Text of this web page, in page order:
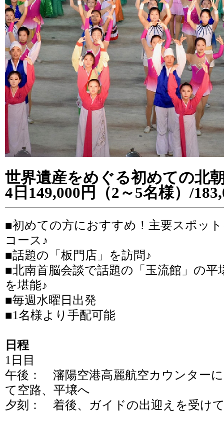
世界遺産をめぐる初めての北
4日149,000円（2～5名様）/
■初めての方におすすめ！主要スポッ
コース♪
■話題の「板門店」を訪問♪
■北南首脳会談で話題の「玉流館」の平
を堪能♪
■毎週水曜日出発
■1名様より手配可能
日程
1日目
午後： 瀋陽空港高麗航空カウンター
て空路、平壌へ
夕刻： 着後、ガイドの出迎えを受け